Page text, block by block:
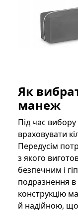
Як
манеж
Під час
враховувати
Передусім
з якого
безпечним і
подразнення
конструкцію
й надійною,